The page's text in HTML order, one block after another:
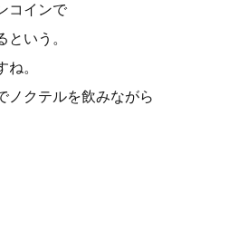
コインで
という。
。
ノクテルを飲みながら